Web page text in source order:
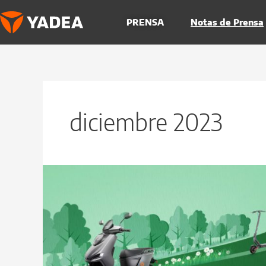
al
contenido
PRENSA Notas de Prensa
diciembre 2023
YADEA
de
de
100